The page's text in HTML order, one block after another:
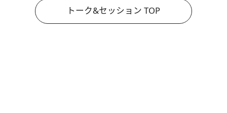
トーク&セッション TOP